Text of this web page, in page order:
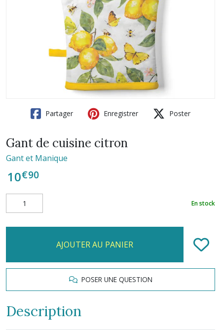
Partager Enregistrer Poster
Gant de cuisine citron
Gant et Manique
10€90
En stock
AJOUTER AU PANIER
POSER UNE QUESTION
Description